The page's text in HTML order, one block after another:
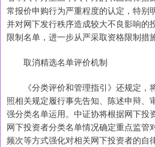
常报价申购行为严重程度的认定，特别
并对网下发行秩序造成较大不良影响的
限制名单，进一步从严采取资格限制措施
取消精选名单评价机制
《分类评价和管理指引》还规定，
照相关规定履行事先告知、陈述申辩、
强分类名单运用。中证协将根据网下投
网下投资者分类名单情况确定重点监管
频次等方式强化对相关网下投资者的自